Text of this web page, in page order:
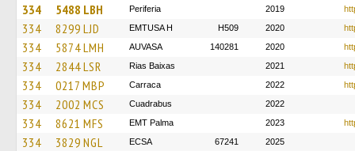
334 5488 LBH Periferia 2019
334 8299 LJD EMTUSA H H509 2020
334 5874 LMH AUVASA 140281 2020
334 2844 LSR Rias Baixas 2021
334 0217 MBP Carraca 2022
334 2002 MCS Cuadrabus 2022
334 8621 MFS EMT Palma 2023
334 3829 NGL ECSA 67241 2025